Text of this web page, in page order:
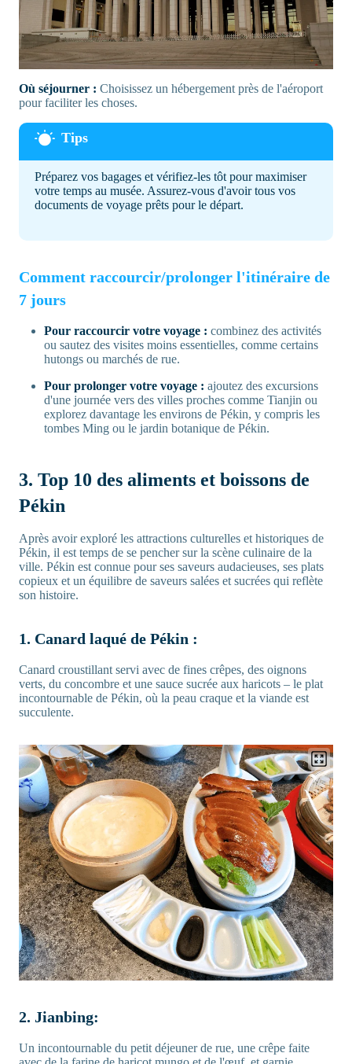
Où séjourner : Choisissez un hébergement près de l'aéroport
pour faciliter les choses.
Préparez vos bagages et vérifiez-les tôt pour maximiser
votre temps au musée. Assurez-vous d'avoir tous vos
documents de voyage prêts pour le départ.
Comment raccourcir/prolonger l'itinéraire de
7 jours
Pour raccourcir votre voyage : combinez des activités
ou sautez des visites moins essentielles, comme certains
hutongs ou marchés de rue.
Pour prolonger votre voyage : ajoutez des excursions
d'une journée vers des villes proches comme Tianjin ou
explorez davantage les environs de Pékin, y compris les
tombes Ming ou le jardin botanique de Pékin.
3. Top 10 des aliments et boissons de
Pékin
Après avoir exploré les attractions culturelles et historiques de
Pékin, il est temps de se pencher sur la scène culinaire de la
ville. Pékin est connue pour ses saveurs audacieuses, ses plats
copieux et un équilibre de saveurs salées et sucrées qui reflète
son histoire.
1. Canard laqué de Pékin :
Canard croustillant servi avec de fines crêpes, des oignons
verts, du concombre et une sauce sucrée aux haricots – le plat
incontournable de Pékin, où la peau craque et la viande est
succulente.
2. Jianbing:
Un incontournable du petit déjeuner de rue, une crêpe faite